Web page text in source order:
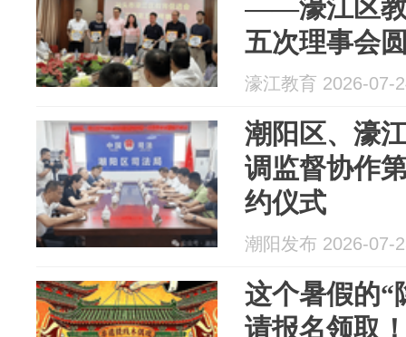
——濠江区教
五次理事会
濠江教育 2026-07-
潮阳区、濠
调监督协作
约仪式
潮阳发布 2026-07-
这个暑假的“
请报名领取